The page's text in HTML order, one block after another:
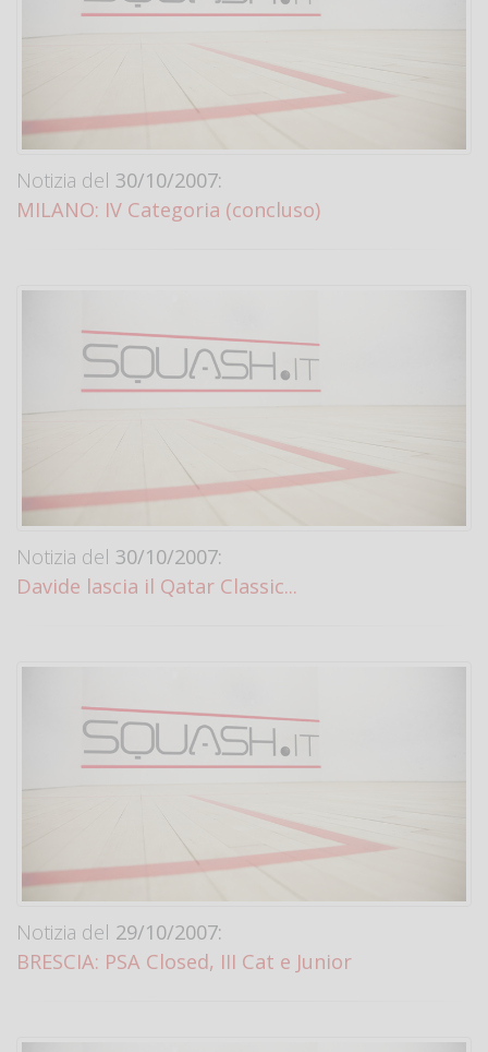
Notizia del 30/10/2007:
MILANO: IV Categoria (concluso)
Notizia del 30/10/2007:
Davide lascia il Qatar Classic...
Notizia del 29/10/2007:
BRESCIA: PSA Closed, III Cat e Junior